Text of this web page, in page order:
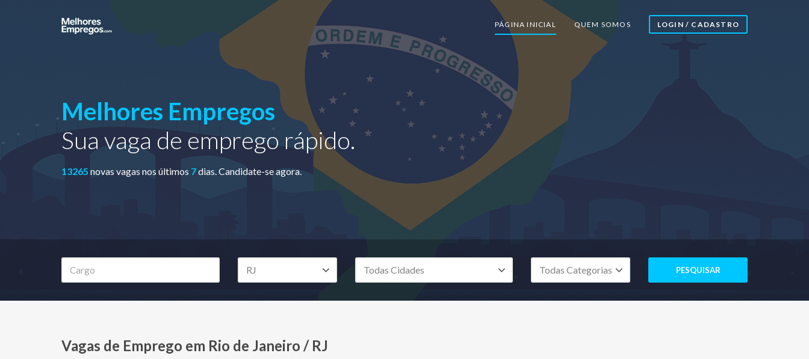
PÁGINA INICIAL QUEM SOMOS LOGIN / CADASTRO
Melhores Empregos
Sua vaga de emprego rápido.
13265 novas vagas nos últimos 7dias. Candidate-se agora.
Cargo Estado Cidade Categorias PESQUISAR
Vagas de Emprego em Rio de Janeiro / RJ